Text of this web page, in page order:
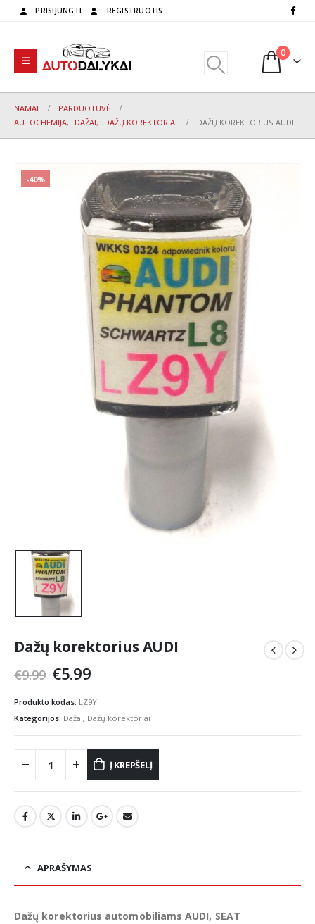
PRISIJUNGTI REGISTRUOTIS
0
NAMAI
PARDUOTUVĖ
AUTOCHEMIJA, DAŽAI, DAŽŲ KOREKTORIAI DAŽŲ KOREKTORIUS AUDI
-40%
Dažų korektorius AUDI
€9.99 Original
was:
€9.99.
€5.99Current
is:
€5.99.
Produkto kodas: LZ9Y
Kategorijos: Dažai, Dažų korektoriai
Į KREPŠELĮ
APRAŠYMAS
Dažų korektorius automobiliams AUDI, SEAT